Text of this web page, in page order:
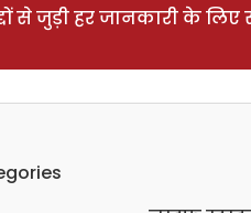
से जुड़ी हर जानकारी के लिए